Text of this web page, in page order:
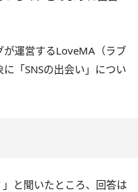
が運営するLoveMA（ラブ
「SNSの出会い」につい
」と聞いたところ、回答は